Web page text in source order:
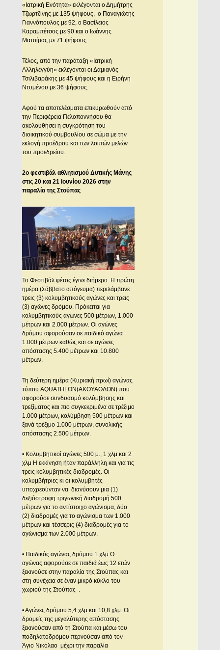
«Ιατρική Ενότητα» εκλέγονται ο Δημήτρης
Τζωρτζίνης με 135 ψήφους, ο Παναγιώτης
Γιαννόπουλος με 92, ο Βασίλειος
Καραμπέτσος με 90 και ο Ιωάννης
Ματσίρας με 71 ψήφους.
Τέλος, από την παράταξη «Ιατρική
Αλληλεγγύη» εκλέγονται οι Δαμιανός
Τσιλιβαράκης με 45 ψήφους και η Ειρήνη
Ντυμένου με 36 ψήφους.
Αφού τα αποτελέσματα επικυρωθούν από
την Περιφέρεια Πελοποννήσου θα
ακολουθήσει η συγκρότηση του
διοικητικού συμβουλίου σε σώμα με την
εκλογή προέδρου και των λοιπών μελών
του προεδρείου.
2ο φεστιβάλ αθλητισμού Δυτικής Μάνης
στις 20 και 21 Ιουνίου 2026 στην
παραλία της Στούπας
Το Φεστιβάλ φέτος έγινε διήμερο. Η πρώτη
ημέρα (Σάββατο απόγευμα) περιλάμβανε
τρεις (3) κολυμβητικούς αγώνες και τρεις
(3) αγώνες δρόμου. Πρόκειται για
κολυμβητικούς αγώνες 500 μέτρων, 1.000
μέτρων και 2.000 μέτρων. Οι αγώνες
δρόμου αφορούσαν σε παιδικό αγώνα
1.000 μέτρων καθώς και σε αγώνες
απόστασης 5.400 μέτρων και 10.800
μέτρων.
Τη δεύτερη ημέρα (Κυριακή πρωί) αγώνας
τύπου AQUATHLON(ΑΚΟΥΑΘΛΟΝ) που
αφορούσε συνδυασμό κολύμβησης και
τρεξίματος και πιο συγκεκριμένα σε τρέξιμο
1.000 μέτρων, κολύμβηση 500 μέτρων και
ξανά τρέξιμο 1.000 μέτρων, συνολικής
απόστασης 2.500 μέτρων.
• Κολυμβητικοί αγώνες 500 μ., 1 χλμ και 2
χλμ Η εκκίνηση ήταν παράλληλη και για τις
τρεις κολυμβητικές διαδρομές. Οι
κολυμβήτριες κι οι κολυμβητές
υποχρεούνταν να διανύσουν μια (1)
δεξιόστροφη τριγωνική διαδρομή 500
μέτρων για το αντίστοιχο αγώνισμα, δύο
(2) διαδρομές για το αγώνισμα των 1.000
μέτρων και τέσσερις (4) διαδρομές για το
αγώνισμα των 2.000 μέτρων.
• Παιδικός αγώνας δρόμου 1 χλμ Ο
αγώνας αφορούσε σε παιδιά έως 12 ετών
ξεκινούσε στην παραλία της Στούπας και
στη συνέχεια σε έναν μικρό κύκλο του
χωριού της Στούπας .
• Αγώνες δρόμου 5,4 χλμ και 10,8 χλμ. Οι
δρομείς της μεγαλύτερης απόστασης
ξεκινούσαν από τη Στούπα και μέσω του
ποδηλατοδρόμου περνούσαν από τον
Άγιο Νικόλαο μέχρι την παραλία